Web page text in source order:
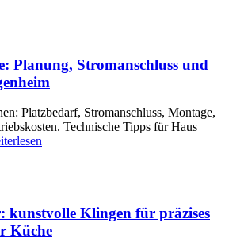
Planung, Stromanschluss und
Platzbedarf, Stromanschluss, Montage,
Technische Tipps für Haus
kunstvolle Klingen für präzises
Küche